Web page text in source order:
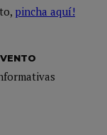
pincha aquí!